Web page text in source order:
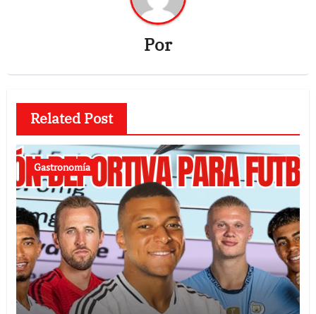
Por
Related Post
Gastronomía